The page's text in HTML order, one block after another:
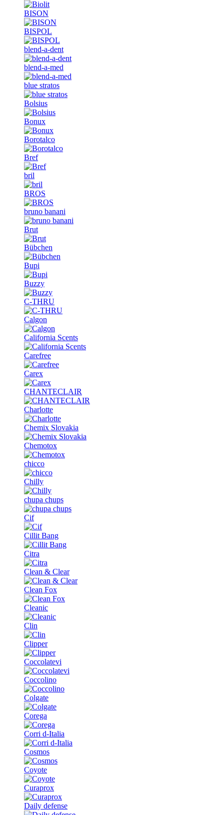
BISON
BISPOL
blend-a-dent
blend-a-med
blue stratos
Bolsius
Bonux
Borotalco
Bref
bril
BROS
bruno banani
Brut
Bübchen
Bupi
Buzzy
C-THRU
Calgon
California Scents
Carefree
Carex
CHANTECLAIR
Charlotte
Chemix Slovakia
Chemotox
chicco
Chilly
chupa chups
Cif
Cillit Bang
Citra
Clean & Clear
Clean Fox
Cleanic
Clin
Clipper
Coccolatevi
Coccolino
Colgate
Corega
Corri d-Italia
Cosmos
Coyote
Curaprox
Daily defense